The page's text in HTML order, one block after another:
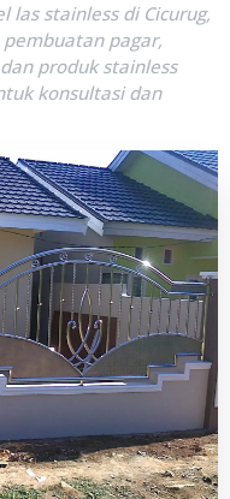
las stainless di Cicurug,
pagar,
produk stainless
konsultasi dan